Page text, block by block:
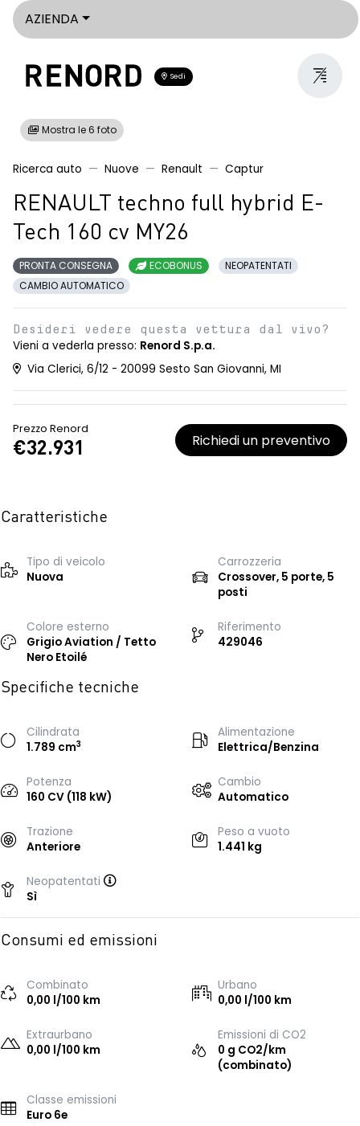
AZIENDA
Sedi
Mostra le 6 foto
Ricerca auto Nuove Renault Captur
RENAULT techno full hybrid E-
Tech 160 cv MY26
PRONTA CONSEGNA ECOBONUS
NEOPATENTATI
CAMBIO AUTOMATICO
Desideri vedere questa vettura dal vivo?
Vieni a vederla presso: Renord S.p.a.
Via Clerici, 6/12 - 20099 Sesto San Giovanni, MI
Prezzo Renord
€32.931 Richiedi un preventivo
Caratteristiche
Tipo di veicolo
Nuova
Carrozzeria
Crossover, 5 porte, 5
posti
Colore esterno
Grigio Aviation / Tetto
Nero Etoilé
Riferimento
429046
Specifiche tecniche
Cilindrata
1.789 cm3
Alimentazione
Elettrica/Benzina
Potenza
160 CV (118 kW)
Cambio
Automatico
Trazione
Anteriore
Peso a vuoto
1.441 kg
Neopatentati
Sì
Consumi ed emissioni
Combinato
0,00 l/100 km
Urbano
0,00 l/100 km
Extraurbano
0,00 l/100 km
Emissioni di CO2
0 g CO2/km
(combinato)
Classe emissioni
Euro 6e